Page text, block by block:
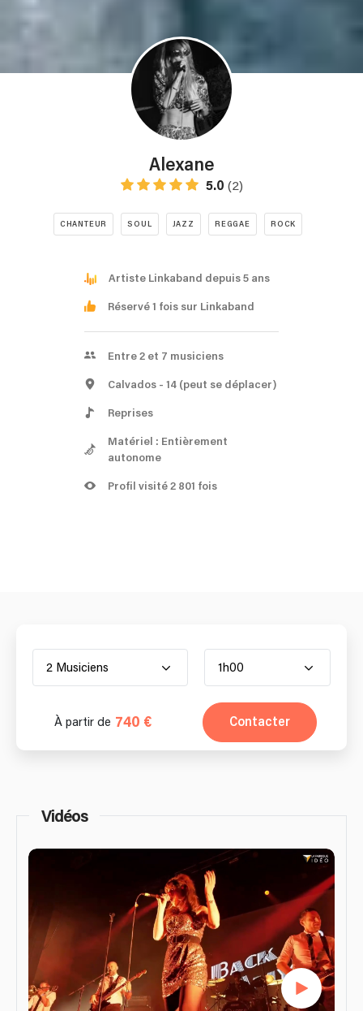
Alexane
5.0 (2)
CHANTEUR SOUL JAZZ REGGAE ROCK
Artiste Linkaband depuis 5 ans
Réservé 1 fois sur Linkaband
Entre 2 et 7 musiciens
Calvados - 14 (peut se déplacer)
Reprises
Matériel : Entièrement
autonome
Profil visité 2 801 fois
2 Musiciens 1h00
À partir de 740 € Contacter
Vidéos